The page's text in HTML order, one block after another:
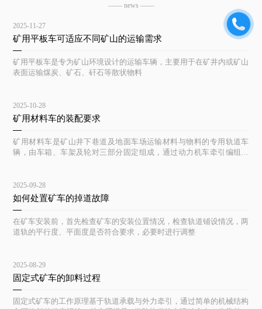
—— news ——
2025-11-27
矿用平板车可适应不同矿山的运输需求
矿用平板车是专为矿山环境设计的运输车辆，主要用于在矿井内或矿山
表面运输煤炭、矿石、矸石等散状物料
2025-10-28
矿用材料车的装配要求
矿用材料车是矿山井下巷道及地面车场运输材料与物料的专用轨道车
辆，由车箱、车架及轮对三部分固定组成，通过动力机车牵引编组运
2025-09-28
如何处置矿车的掉道故障
在矿车安装前，首先检查矿车的安装位置情况，检查轨道铺设情况，两
道轨的平行度、平面度是否符合要求，必要时进行调整
2025-08-29
固定式矿车的卸料过程
固定式矿车的工作原理基于轨道承载与外力牵引，通过简单的机械结构